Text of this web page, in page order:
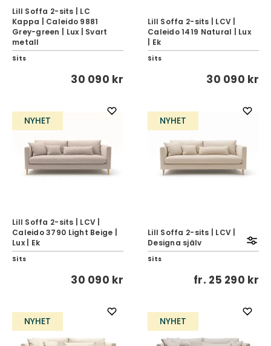
Lill Soffa 2-sits | LC
Kappa | Caleido 9881
Grey-green | Lux | Svart
metall
Sits
30 090 kr
Lill Soffa 2-sits | LCV |
Caleido 1419 Natural | Lux
| Ek
Sits
30 090 kr
NYHET
Lill Soffa 2-sits | LCV |
Caleido 3790 Light Beige |
Lux | Ek
Sits
30 090 kr
NYHET
Lill Soffa 2-sits | LCV |
Designa själv
Sits
fr. 25 290 kr
NYHET NYHET